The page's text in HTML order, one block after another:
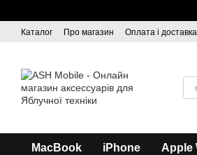
Каталог Про магазин Оплата і доставка
MacBook iPhone Apple